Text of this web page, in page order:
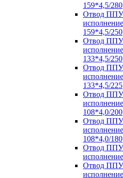
159*4,5/280
Отвод ППУ
159*4,5/250
Отвод ППУ
133*4,5/250
Отвод ППУ
133*4,5/225
Отвод ППУ
108*4,0/200
Отвод ППУ
108*4,0/180
Отвод ППУ
Отвод ППУ